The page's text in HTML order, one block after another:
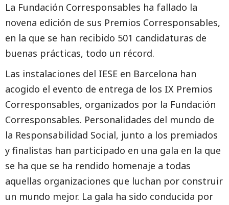
La Fundación Corresponsables ha fallado la
novena edición de sus Premios Corresponsables,
en la que se han recibido 501 candidaturas de
buenas prácticas, todo un récord.
Las instalaciones del IESE en Barcelona han
acogido el evento de entrega de los IX Premios
Corresponsables, organizados por la Fundación
Corresponsables. Personalidades del mundo de
la Responsabilidad Social, junto a los premiados
y finalistas han participado en una gala en la que
se ha que se ha rendido homenaje a todas
aquellas organizaciones que luchan por construir
un mundo mejor. La gala ha sido conducida por